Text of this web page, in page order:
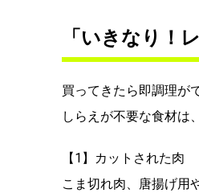
「いきなり！
買ってきたら即調理が
しらえが不要な食材は
【1】カットされた肉
こま切れ肉、唐揚げ用